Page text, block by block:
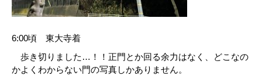
6:00頃 東大寺着
歩き切りました…！！正門とか回る余力はなく、どこなの
かよくわからない門の写真しかありません。